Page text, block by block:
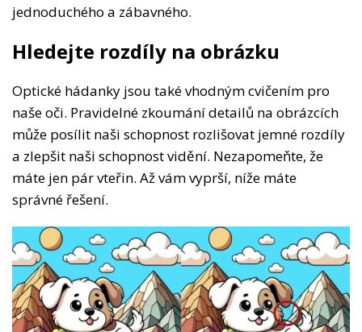
jednoduchého a zábavného.
Hledejte rozdíly na obrázku
Optické hádanky jsou také vhodným cvičením pro
naše oči. Pravidelné zkoumání detailů na obrázcích
může posílit naši schopnost rozlišovat jemné rozdíly
a zlepšit naši schopnost vidění. Nezapomeňte, že
máte jen pár vteřin. Až vám vyprší, níže máte
správné řešení.